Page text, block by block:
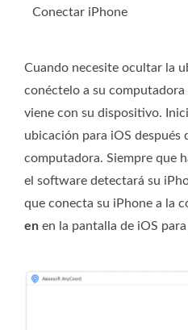
Conectar iPhone
Cuando necesite ocultar la
conéctelo a su
viene con su dispositivo.
ubicación para iOS después
computadora. Siempre que
el software detectará su
que conecta su iPhone a la
en en la pantalla de iOS